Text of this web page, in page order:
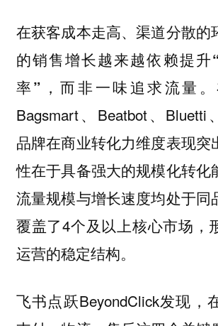
在获客成本走高、渠道分散的
的销售增长越来越依赖提升
率” ，而非一味追求流量
Bagsmart、Beatbot、Bluetti
品牌在商业转化力维度表现突
性在于具备强大的规模化转化
流量规模与增长速度均处于同
覆盖了4个及以上核心市场，
运营的稳定结构。
飞书点跃BeyondClick发现，